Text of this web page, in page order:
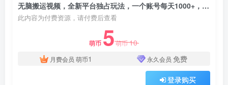
无脑搬运视频，全新平台独占玩法，一个账号每天1000+，多账号轻松扩张！
此内容为付费资源，请付费后查看
萌币 5萌币10
月费会员 萌币1 永久会员 免费
登录购买